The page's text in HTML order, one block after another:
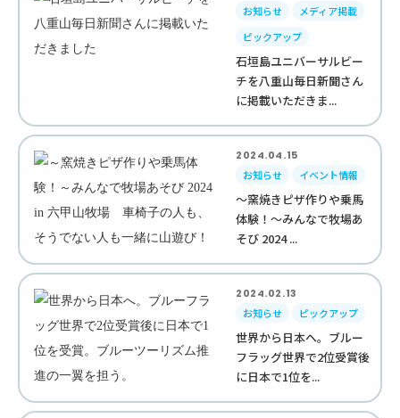
お知らせ
メディア掲載
ピックアップ
石垣島ユニバーサルビー
チを八重山毎日新聞さん
に掲載いただきま...
2024.04.15
お知らせ
イベント情報
～窯焼きピザ作りや乗馬
体験！～みんなで牧場あ
そび 2024 ...
2024.02.13
お知らせ
ピックアップ
世界から日本へ。ブルー
フラッグ世界で2位受賞後
に日本で1位を...